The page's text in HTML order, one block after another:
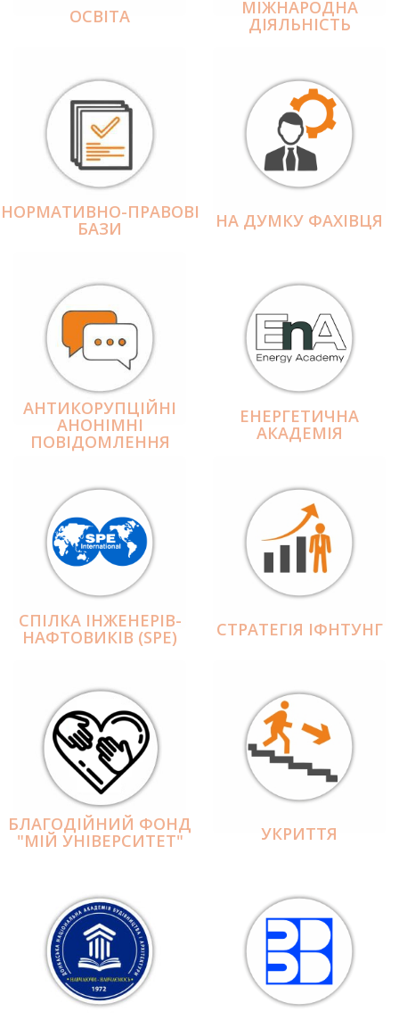
ОСВІТА МІЖНАРОДНА
ДІЯЛЬНІCТЬ
НОРМАТИВНО-ПРАВОВІ
БАЗИ НА ДУМКУ ФАХІВЦЯ
АНТИКОРУПЦІЙНІ
АНОНІМНІ
ПОВІДОМЛЕННЯ
ЕНЕРГЕТИЧНА
АКАДЕМІЯ
СПІЛКА ІНЖЕНЕРІВ-
НАФТОВИКІВ (SPE) СТРАТЕГІЯ ІФНТУНГ
БЛАГОДІЙНИЙ ФОНД
"МІЙ УНІВЕРСИТЕТ" УКРИТТЯ